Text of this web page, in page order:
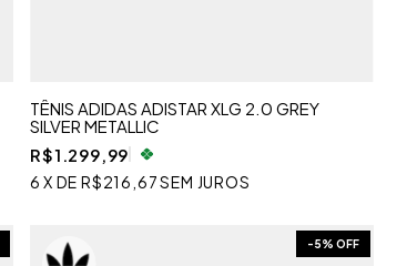
TÊNIS ADIDAS ADISTAR XLG 2.0 GREY
SILVER METALLIC
R$1.299,99
6 X DER$216,67SEM JUROS
-5% OFF